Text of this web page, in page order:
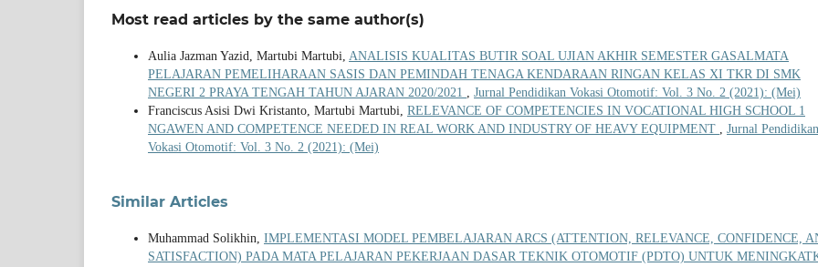
Most read articles by the same author(s)
Aulia Jazman Yazid, Martubi Martubi, ANALISIS KUALITAS BUTIR SOAL UJIAN AKHIR SEMESTER GASALMATA
PELAJARAN PEMELIHARAAN SASIS DAN PEMINDAH TENAGA KENDARAAN RINGAN KELAS XI TKR DI SMK
NEGERI 2 PRAYA TENGAH TAHUN AJARAN 2020/2021 , Jurnal Pendidikan Vokasi Otomotif: Vol. 3 No. 2 (2021): (Mei)
Franciscus Asisi Dwi Kristanto, Martubi Martubi, RELEVANCE OF COMPETENCIES IN VOCATIONAL HIGH SCHOOL 1
NGAWEN AND COMPETENCE NEEDED IN REAL WORK AND INDUSTRY OF HEAVY EQUIPMENT , Jurnal Pendidikan
Vokasi Otomotif: Vol. 3 No. 2 (2021): (Mei)
Similar Articles
Muhammad Solikhin, IMPLEMENTASI MODEL PEMBELAJARAN ARCS (ATTENTION, RELEVANCE, CONFIDENCE,
SATISFACTION) PADA MATA PELAJARAN PEKERJAAN DASAR TEKNIK OTOMOTIF (PDTO) UNTUK